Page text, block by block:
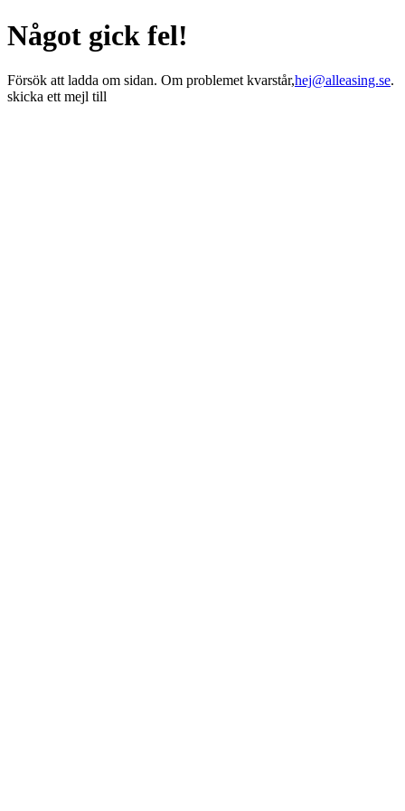
Något gick fel!
Försök att ladda om sidan. Om problemet kvarstår,hej@alleasing.se.
skicka ett mejl till